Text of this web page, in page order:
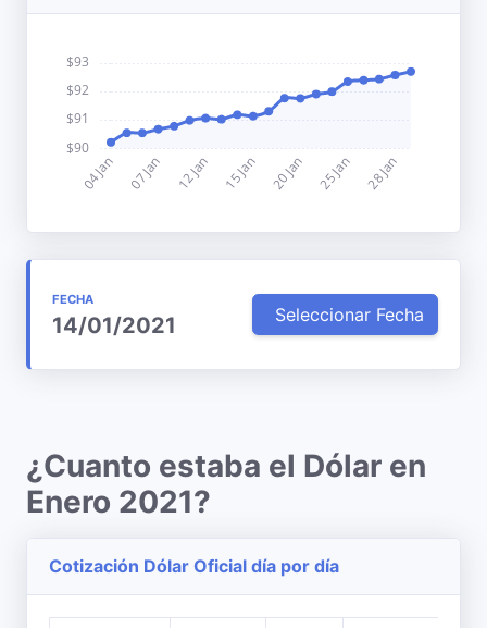
FECHA
14/01/2021 Seleccionar Fecha
¿Cuanto estaba el Dólar en
Enero 2021?
Cotización Dólar Oficial día por día